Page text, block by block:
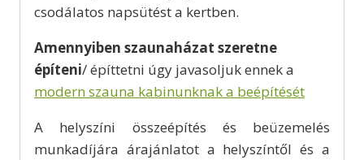
csodálatos napsütést a kertben.
Amennyiben szaunaházat szeretne
építeni/ építtetni úgy javasoljuk ennek a
modern szauna kabinunknak a beépítését
A helyszíni összeépítés és beüzemelés
munkadíjára árajánlatot a helyszíntől és a